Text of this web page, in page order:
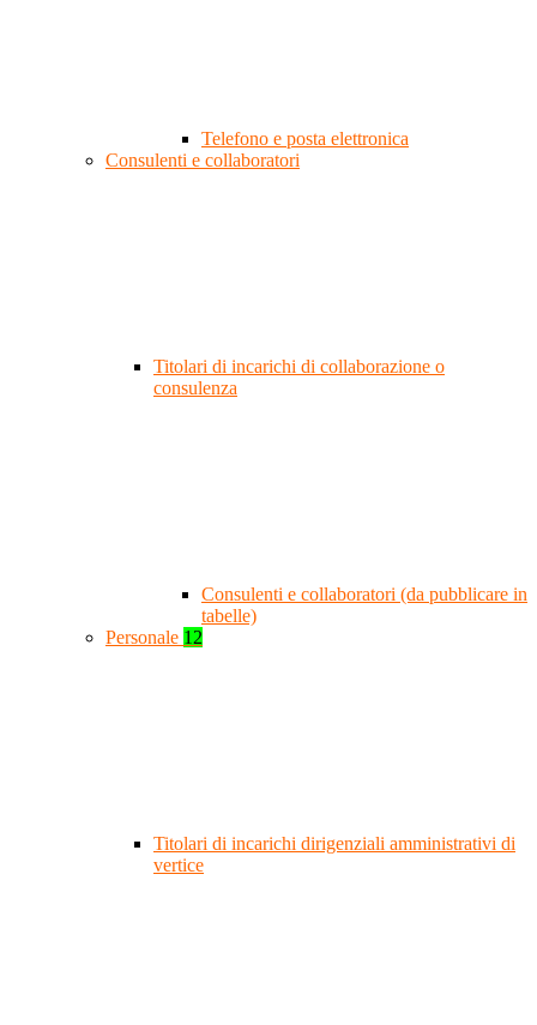
Telefono e posta elettronica
Consulenti e collaboratori
Titolari di incarichi di collaborazione o
consulenza
Consulenti e collaboratori (da pubblicare in
tabelle)
Personale 12
Titolari di incarichi dirigenziali amministrativi di
vertice